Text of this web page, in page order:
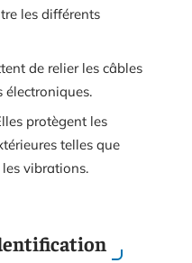
les différents
de relier les câbles
protègent les
telles que
vibrations.